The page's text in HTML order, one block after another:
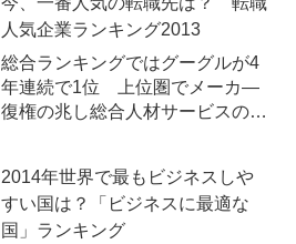
人気企業ランキング2013
総合ランキングではグーグルが4
年連続で1位 上位圏でメーカ―
復権の兆し総合人材サービスの株
ダ）」がビジネスパーソン4,000
人を対象に行った「DODA転職人
気企業ランキング201...
2014年世界で最もビジネスしや
すい国は？「ビジネスに最適な
国」ランキング